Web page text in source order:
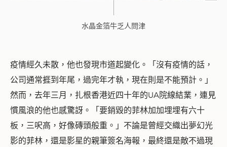
水晶金箔牛乏人問津
疫情經久未散，他也發現市道起變化。「沒有疫情的話，
公司通常捱到年尾，過完年才執，現在則是不能預計。」
然而，去年三月，扎根香港近四十年的UA院線結業，連見
慣風浪的他也感驚訝。「要銷毀的菲林加加埋埋有六十
板，三呎高，好像磚頭般重。」不論是曾經交織出夢幻光
影的菲林，還是影星的親筆簽名海報，最終還是敵不過現